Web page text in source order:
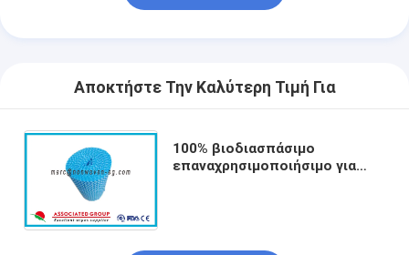
Αποκτήστε Την Καλύτερη Τιμή Για
100% βιοδιασπάσιμο
επαναχρησιμοποιήσιμο για